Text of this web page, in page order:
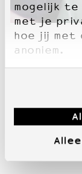
mogelijk te
met je
hoe jij met
anoniem.